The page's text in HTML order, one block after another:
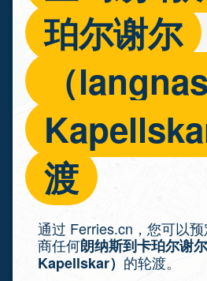
珀尔谢尔
（
渡
通过 Ferries.cn，您可以
商任何朗纳斯到卡珀尔谢
Kapellskar） 的轮渡。